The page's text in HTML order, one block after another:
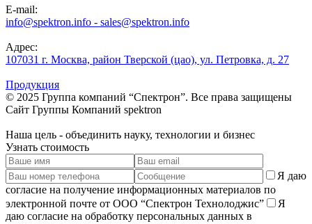
E-mail:
info@spektron.info - sales@spektron.info
Адрес:
107031 г. Москва, район Тверской (цао), ул. Петровка, д. 27
Продукция
© 2025 Группа компаний “Спектрон”. Все права защищены
Cайт Группы Компаний spektron
Наша цель - объединить науку, технологии и бизнес
Узнать стоимость
Я даю
согласие на получение информационных материалов по
электронной почте от ООО “Спектрон Технолоджис”
Я
даю согласие на обработку персональных данных в